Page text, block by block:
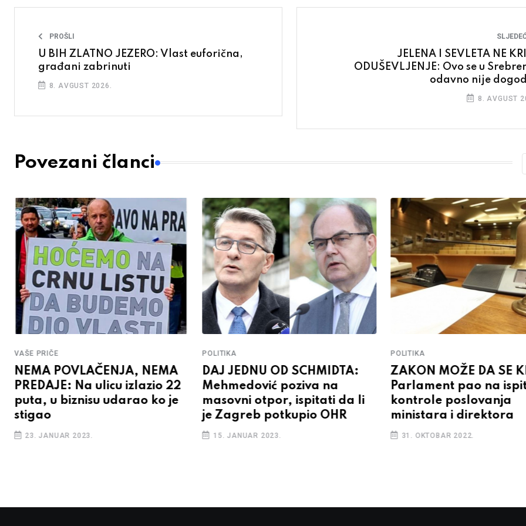
PROŠLI
U BIH ZLATNO JEZERO: Vlast euforična,
građani zabrinuti
8. AVGUST 2026.
JELENA I SEVLETA NE
ODUŠEVLJENJE: Ovo se u
odavno nije
8. AVGUST
Povezani članci
VAŠE PRIČE
NEMA POVLAČENJA, NEMA
PREDAJE: Na ulicu izlazio 22
puta, u biznisu udarao ko je
stigao
23. JANUAR 2023.
POLITIKA
DAJ JEDNU OD SCHMIDTA:
Mehmedović poziva na
masovni otpor, ispitati da li
je Zagreb potkupio OHR
15. JANUAR 2023.
POLITIKA
ZAKON MOŽE DA SE
Parlament pao na
kontrole poslovanja
ministara i direktora
31. OKTOBAR 2022.